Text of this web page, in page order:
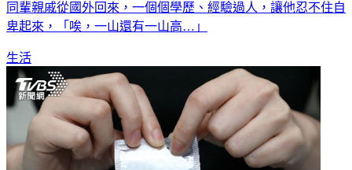
同輩親戚從國外回來，一個個學歷、經驗過人，讓他忍不住自
卑起來，「唉，一山還有一山高…」
生活